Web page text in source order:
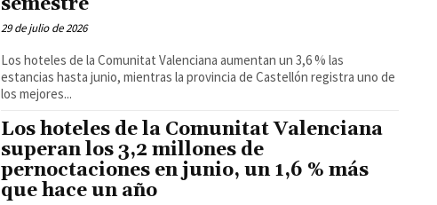
29 de julio de 2026
Los hoteles de la Comunitat Valenciana aumentan un 3,6 % las
estancias hasta junio, mientras la provincia de Castellón registra uno de
los mejores...
Los hoteles de la Comunitat Valenciana
superan los 3,2 millones de
pernoctaciones en junio, un 1,6 % más
que hace un año